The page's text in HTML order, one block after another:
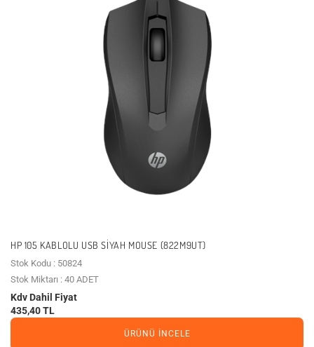
HP 105 KABLOLU USB SIYAH MOUSE (822M9UT)
Stok Kodu : 50824
Stok Miktarı : 40 ADET
Kdv Dahil Fiyat
435,40 TL
ÜRÜNÜ İNCELE